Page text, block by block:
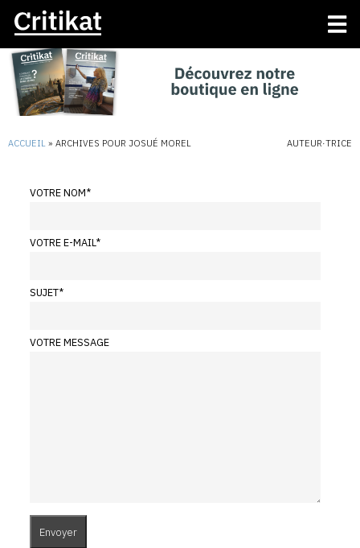
ACCUEIL » ARCHIVES POUR JOSUÉ MOREL AUTEUR·TRICE
VOTRE NOM*
VOTRE E-MAIL*
SUJET*
VOTRE MESSAGE